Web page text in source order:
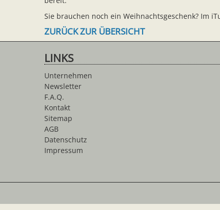
Sie brauchen noch ein Weihnachtsgeschenk? Im
ZURÜCK ZUR ÜBERSICHT
LINKS
Unternehmen
Newsletter
F.A.Q.
Kontakt
Sitemap
AGB
Datenschutz
Impressum